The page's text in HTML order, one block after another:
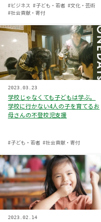
#ビジネス #子ども・若者 #文化・芸術
#社会貢献・寄付
学校じゃなくても子どもは学ぶ。
学校に行かない4人の子を育てるお
母さんの不登校児支援
2023.03.23
#子ども・若者 #社会貢献・寄付
2023.02.14